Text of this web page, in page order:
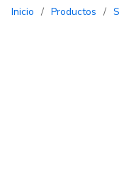
Inicio / Productos /